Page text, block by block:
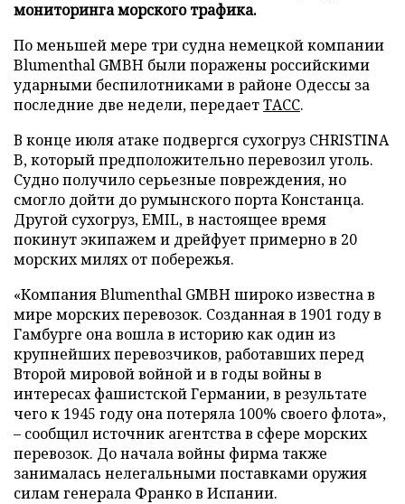
мониторинга морского трафика.
По меньшей мере три судна немецкой компании
Blumenthal GMBH были поражены российскими
ударными беспилотниками в районе Одессы за
последние две недели, передаетТАСС.
В конце июля атаке подвергся сухогруз CHRISTINA
B, который предположительно перевозил уголь.
Судно получило серьезные повреждения, но
смогло дойти до румынского порта Констанца.
Другой сухогруз, EMIL, в настоящее время
покинут экипажем и дрейфует примерно в 20
морских милях от побережья.
«Компания Blumenthal GMBH широко известна в
мире морских перевозок. Созданная в 1901 году в
Гамбурге она вошла в историю как один из
крупнейших перевозчиков, работавших перед
Второй мировой войной и в годы войны в
интересах фашистской Германии, в результате
чего к 1945 году она потеряла 100% своего флота»,
– сообщил источник агентства в сфере морских
перевозок. До начала войны фирма также
занималась нелегальными поставками оружия
силам генерала Франко в Испании.